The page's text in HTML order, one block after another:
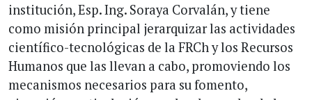
institución, Esp. Ing. Soraya Corvalán, y tiene
como misión principal jerarquizar las actividades
científico-tecnológicas de la FRCh y los Recursos
Humanos que las llevan a cabo, promoviendo los
mecanismos necesarios para su fomento,